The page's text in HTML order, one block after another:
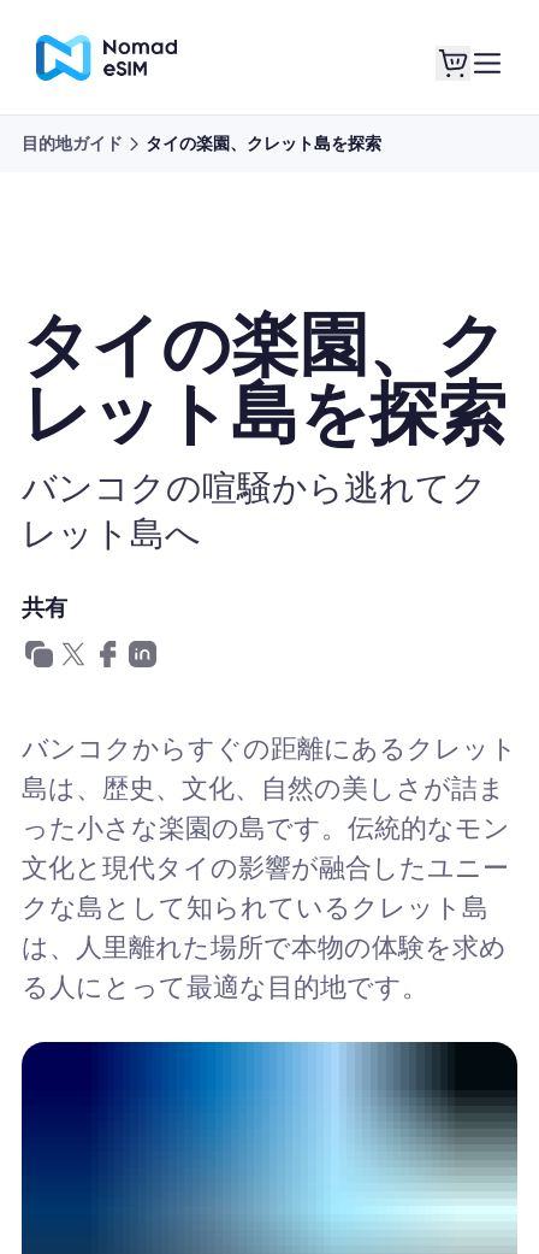
ショッププラン
eSIMについて
Nomad eSIMを使用する理由
企業
目的地ガイド タイの楽園、クレット島を探索
タイの楽園、ク
レット島を探索
バンコクの喧騒から逃れてク
レット島へ
共有
バンコクからすぐの距離にあるクレット
島は、歴史、文化、自然の美しさが詰ま
った小さな楽園の島です。伝統的なモン
文化と現代タイの影響が融合したユニー
クな島として知られているクレット島
は、人里離れた場所で本物の体験を求め
る人にとって最適な目的地です。